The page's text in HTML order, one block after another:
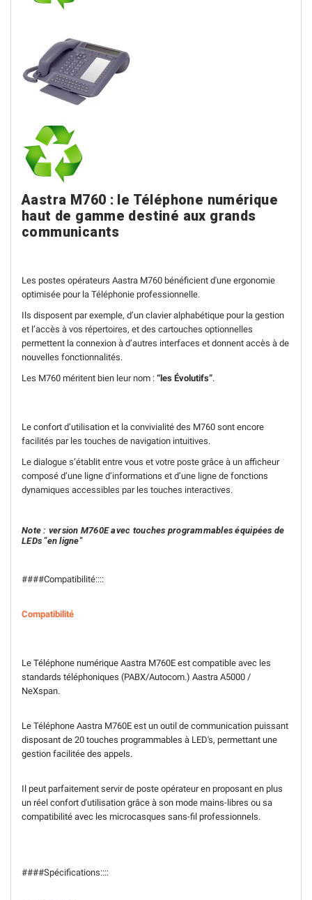
Aastra M760 : le Téléphone numérique
haut de gamme destiné aux grands
communicants
Les postes opérateurs Aastra M760 bénéficient d'une ergonomie
optimisée pour la Téléphonie professionnelle.
Ils disposent par exemple, d’un clavier alphabétique pour la gestion
et l’accès à vos répertoires, et des cartouches optionnelles
permettent la connexion à d’autres interfaces et donnent accès à de
nouvelles fonctionnalités.
Les M760 méritent bien leur nom : “les Évolutifs”.
Le confort d’utilisation et la convivialité des M760 sont encore
facilités par les touches de navigation intuitives.
Le dialogue s’établit entre vous et votre poste grâce à un afficheur
composé d’une ligne d’informations et d’une ligne de fonctions
dynamiques accessibles par les touches interactives.
Note : version M760E avec touches programmables équipées de
LEDs "en ligne"
####Compatibilité::::
Compatibilité
Le Téléphone numérique Aastra M760E est compatible avec les
standards téléphoniques (PABX/Autocom.) Aastra A5000 /
NeXspan.
Le Téléphone Aastra M760E est un outil de communication puissant
disposant de 20 touches programmables à LED's, permettant une
gestion facilitée des appels.
Il peut parfaitement servir de poste opérateur en proposant en plus
un réel confort d'utilisation grâce à son mode mains-libres ou sa
compatibilité avec les microcasques sans-fil professionnels.
####Spécifications::::